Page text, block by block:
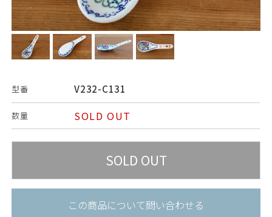
型番 V232-C131
数量 SOLD OUT
この商品について問い合わせる